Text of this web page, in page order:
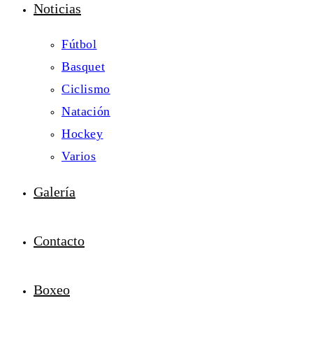
Noticias
Fútbol
Basquet
Ciclismo
Natación
Hockey
Varios
Galería
Contacto
Boxeo